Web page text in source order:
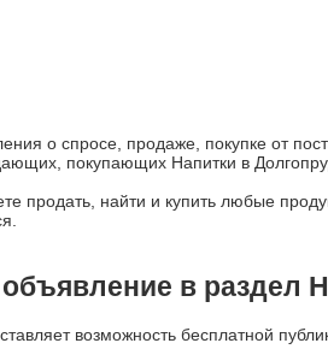
о спросе, продаже, покупке от
покупающих Напитки в
продать, найти и купить любые
в раздел
возможность бесплатной